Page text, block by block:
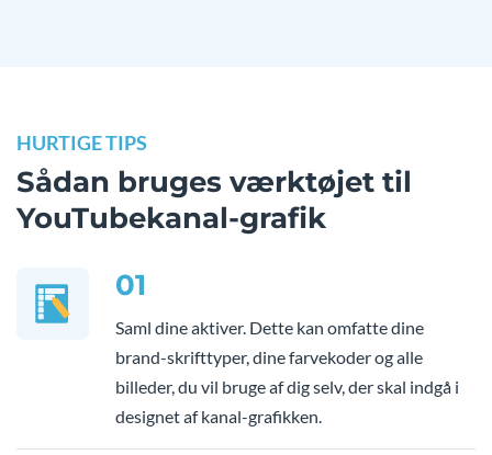
HURTIGE TIPS
Sådan bruges værktøjet til
YouTubekanal-grafik
01
Saml dine aktiver. Dette kan omfatte dine
brand-skrifttyper, dine farvekoder og alle
billeder, du vil bruge af dig selv, der skal indgå i
designet af kanal-grafikken.